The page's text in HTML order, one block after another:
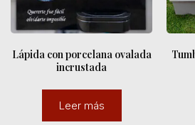
Lápida con porcelana ovalada
incrustada
Leer más